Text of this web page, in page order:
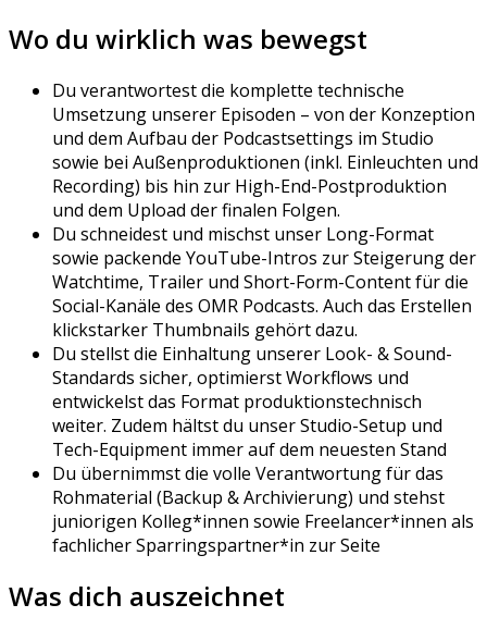
Wo du wirklich was bewegst
Du verantwortest die komplette technische
Umsetzung unserer Episoden – von der Konzeption
und dem Aufbau der Podcastsettings im Studio
sowie bei Außenproduktionen (inkl. Einleuchten und
Recording) bis hin zur High-End-Postproduktion
und dem Upload der finalen Folgen.
Du schneidest und mischst unser Long-Format
sowie packende YouTube-Intros zur Steigerung der
Watchtime, Trailer und Short-Form-Content für die
Social-Kanäle des OMR Podcasts. Auch das Erstellen
klickstarker Thumbnails gehört dazu.
Du stellst die Einhaltung unserer Look- & Sound-
Standards sicher, optimierst Workflows und
entwickelst das Format produktionstechnisch
weiter. Zudem hältst du unser Studio-Setup und
Tech-Equipment immer auf dem neuesten Stand
Du übernimmst die volle Verantwortung für das
Rohmaterial (Backup & Archivierung) und stehst
juniorigen Kolleg*innen sowie Freelancer*innen als
fachlicher Sparringspartner*in zur Seite
Was dich auszeichnet